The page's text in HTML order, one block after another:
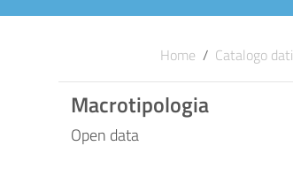
Home / Catalogo dati
Macrotipologia
Open data